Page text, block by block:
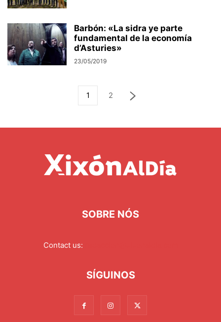
Barbón: «La sidra ye parte
fundamental de la economía
d’Asturies»
23/05/2019
1 2
SOBRE NÓS
Contact us:
SÍGUINOS